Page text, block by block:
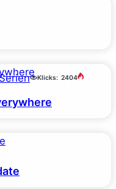
Klicks: 2404